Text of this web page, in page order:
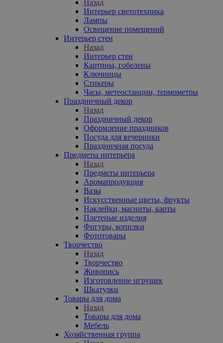
Назад
Интерьер светотехника
Лампы
Освещение помещений
Интерьер стен
Назад
Интерьер стен
Картины, гобелены
Ключницы
Стикеры
Часы, метеостанции, термометры
Праздничный декор
Назад
Праздничный декор
Оформление праздников
Посуда для вечеринки
Праздничная посуда
Предметы интерьера
Назад
Предметы интерьера
Аромапродукция
Вазы
Искусственные цветы, фрукты
Наклейки, магниты, карты
Плетеные изделия
Фигуры, копилки
Фототовары
Творчество
Назад
Творчество
Живопись
Изготовление игрушек
Шкатулки
Товары для дома
Назад
Товары для дома
Мебель
Хозяйственная группа